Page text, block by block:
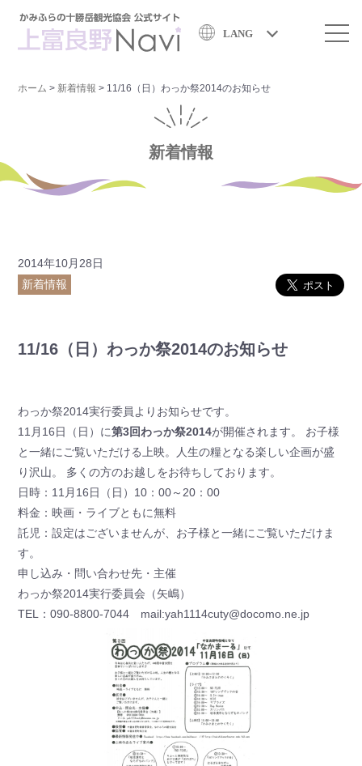
LANG
ホーム > 新着情報 > 11/16（日）わっか祭2014のお知らせ
新着情報
2014年10月28日
新着情報
11/16（日）わっか祭2014のお知らせ
わっか祭2014実行委員よりお知らせです。
11月16日（日）に第3回わっか祭2014が開催されます。 お子様
と一緒にご覧いただける上映。人生の糧となる楽しい企画が盛
り沢山。 多くの方のお越しをお待ちしております。
日時：11月16日（日）10：00～20：00
料金：映画・ライブともに無料
託児：設定はございませんが、お子様と一緒にご覧いただけま
す。
申し込み・問い合わせ先・主催
わっか祭2014実行委員会（矢嶋）
TEL：090-8800-7044 mail:yah1114cuty@docomo.ne.jp